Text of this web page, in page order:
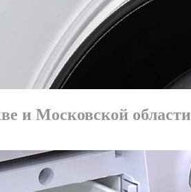
и Московской области